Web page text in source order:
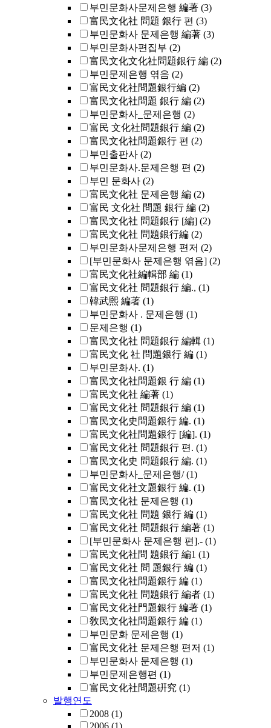
부민문화사문제은행 編著 (3)
富民文化社 問題 銀行 편 (3)
부민문화사 문제은행 編著 (3)
부민문화사편집부 (2)
富民文化文化社問題銀行 編 (2)
부민문제은행 엮음 (2)
富民文化社問題銀行編 (2)
富民文化社問題 銀行 編 (2)
부민문화사_문제은행 (2)
富民 文化社問題銀行 編 (2)
富民文化社問題銀行 편 (2)
부민출판사 (2)
부민문화사.문제은행 편 (2)
부민 문화사 (2)
富民文化社 문제은행 編 (2)
富民 文化社 問題 銀行 編 (2)
富民文化社 問題銀行 [編] (2)
富民文化社 問題銀行編 (2)
부민문화사문제은행 편저 (2)
[부민문화사 문제은행 엮음] (2)
富民文化社編輯部 編 (1)
富民文化社 問題銀行 編., (1)
韓武熙 編著 (1)
부민문화사 . 문제은행 (1)
문제은행 (1)
富民文化社 問題銀行 編輯 (1)
富民文化 社 問題銀行 編 (1)
부민문화사. (1)
富民文化社問題銀 行 編 (1)
富民文化社 編著 (1)
富民文化社 問題銀行 編 (1)
富民文化史問題銀行 編. (1)
富民文化社問題銀行 [編]. (1)
富民文化社 問題銀行 편. (1)
富民文化史 問題銀行 編. (1)
부민문화사_문제은행/ (1)
富民文化社文題銀行 編. (1)
富民文化社 문제은행 (1)
富民文化社 問題 銀行 編 (1)
富民文化社 問題銀行 編著 (1)
[부민문화사 문제은행 편].- (1)
富民文化社問 題銀行 編1 (1)
富民文化社 問 題銀行 編 (1)
富民文化社問題銀行 編 (1)
富民文化社 問題銀行 編者 (1)
富民文化社門題銀行 編著 (1)
敎民文化社問題銀行 編 (1)
부민문화 문제은행 (1)
富民文化社 문제은행 편저 (1)
부민문화사 문제은행 (1)
부민문제은행편 (1)
富民文化社問題硏究 (1)
발행연도
2008 (1)
2006 (1)